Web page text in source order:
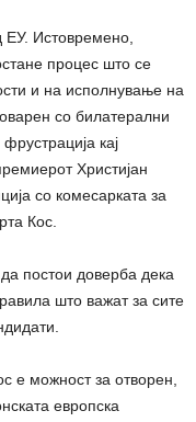
ЕУ. Истовремено,
процес што се
и на исполнување на
со билатерални
кај
Христијан
со комесарката за
Кос.
постои доверба дека
што важат за сите
е можност за отворен,
европска